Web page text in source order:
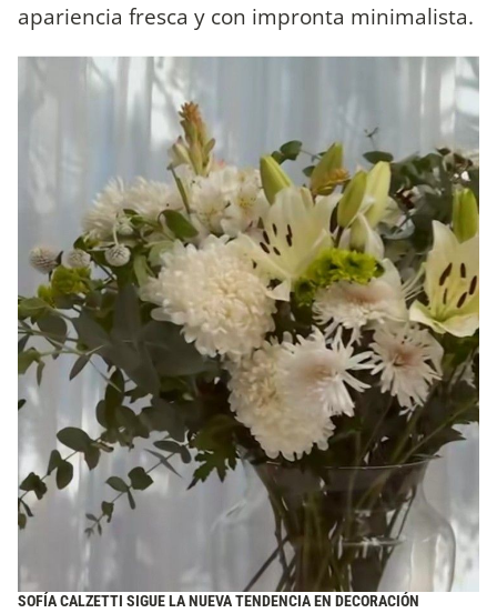
apariencia fresca y con impronta minimalista.
SOFÍA CALZETTI SIGUE LA NUEVA TENDENCIA EN DECORACIÓN